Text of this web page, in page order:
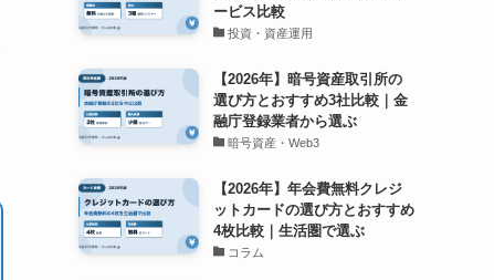
ービス比較
投資・資産運用
【2026年】暗号資産取引所の
選び方とおすすめ3社比較｜金
融庁登録業者から選ぶ
暗号資産・Web3
【2026年】年会費無料クレジ
ットカードの選び方とおすすめ
4枚比較｜生活圏で選ぶ
コラム